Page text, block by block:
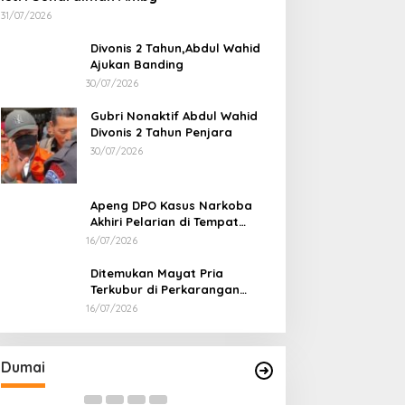
31/07/2026
Divonis 2 Tahun,Abdul Wahid
Ajukan Banding
30/07/2026
Gubri Nonaktif Abdul Wahid
Divonis 2 Tahun Penjara
30/07/2026
Apeng DPO Kasus Narkoba
Akhiri Pelarian di Tempat
Persembunyiannya di Kampar
16/07/2026
Ditemukan Mayat Pria
Terkubur di Perkarangan
Rumah
16/07/2026
Dumai
Keandalan Tanggap Darurat
Di Dumai